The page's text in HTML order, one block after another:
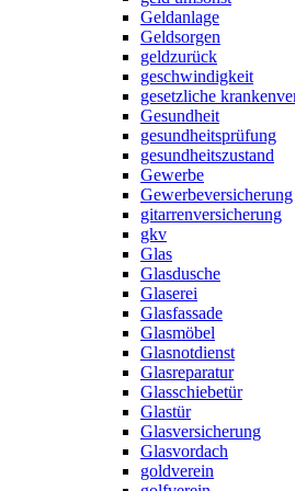
Geldanlage
Geldsorgen
geldzurück
geschwindigkeit
gesetzliche
Gesundheit
gesundheitsprüfung
gesundheitszustand
Gewerbe
Gewerbeversicherung
gitarrenversicherung
gkv
Glas
Glasdusche
Glaserei
Glasfassade
Glasmöbel
Glasnotdienst
Glasreparatur
Glasschiebetür
Glastür
Glasversicherung
Glasvordach
goldverein